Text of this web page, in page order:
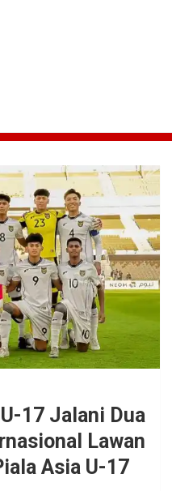
17 Jalani Dua
Lawan
Asia U-17